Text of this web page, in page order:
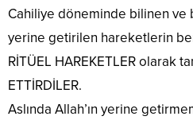
Cahiliye döneminde bilinen
yerine getirilen hareketlerin
RİTÜEL HAREKETLER olarak
ETTİRDİLER.
Aslında Allah’ın yerine